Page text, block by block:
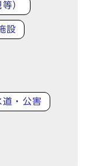
）
設
・公害